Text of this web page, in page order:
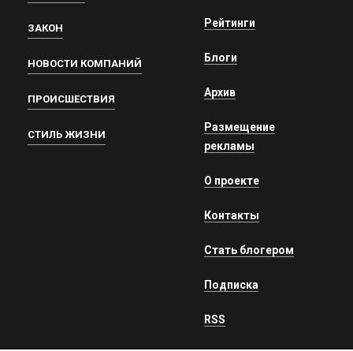
ЗАКОН
НОВОСТИ КОМПАНИЙ
ПРОИСШЕСТВИЯ
СТИЛЬ ЖИЗНИ
Рейтинги
Блоги
Архив
Размещение
рекламы
О проекте
Контакты
Стать блогером
Подписка
RSS